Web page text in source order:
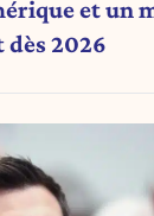
et un
dès 2026